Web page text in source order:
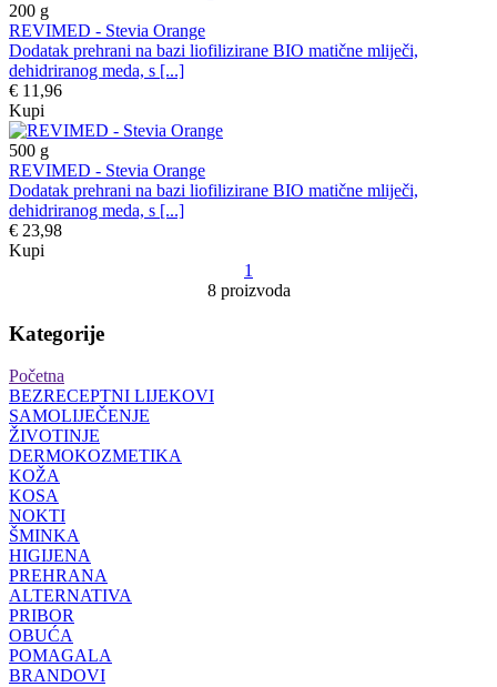
200 g
REVIMED - Stevia Orange
Dodatak prehrani na bazi liofilizirane BIO matične mliječi,
dehidriranog meda, s [...]
€ 11,96
Kupi
500 g
REVIMED - Stevia Orange
Dodatak prehrani na bazi liofilizirane BIO matične mliječi,
dehidriranog meda, s [...]
€ 23,98
Kupi
1
8 proizvoda
Kategorije
Početna
BEZRECEPTNI LIJEKOVI
SAMOLIJEČENJE
ŽIVOTINJE
DERMOKOZMETIKA
KOŽA
KOSA
NOKTI
ŠMINKA
HIGIJENA
PREHRANA
ALTERNATIVA
PRIBOR
OBUĆA
POMAGALA
BRANDOVI